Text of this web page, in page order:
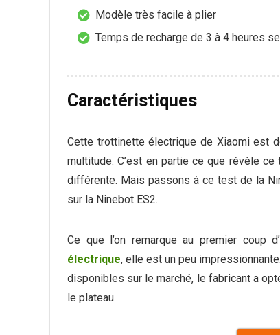
Modèle très facile à plier
Temps de recharge de 3 à 4 heures
Caractéristiques
Cette trottinette électrique de Xiaomi est
multitude. C’est en partie ce que révèle
différente. Mais passons à ce test de la
sur la Ninebot ES2.
Ce que l’on remarque au premier coup
électrique, elle est un peu
disponibles sur le marché, le fabricant a
le plateau.